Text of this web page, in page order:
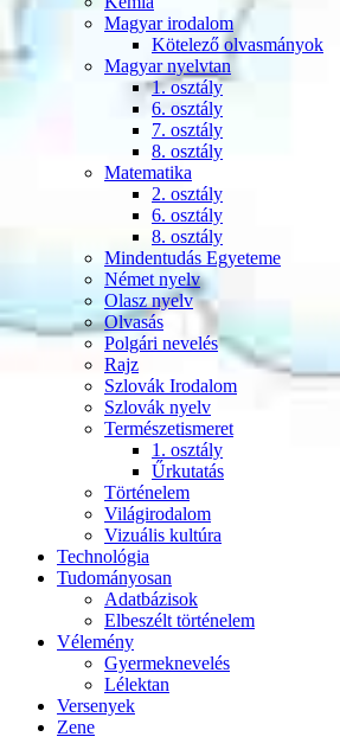
Magyar irodalom
Kötelező olvasmányok
Magyar nyelvtan
1. osztály
6. osztály
7. osztály
8. osztály
Matematika
2. osztály
6. osztály
8. osztály
Mindentudás Egyeteme
Német nyelv
Olasz nyelv
Olvasás
Polgári nevelés
Rajz
Szlovák Irodalom
Szlovák nyelv
Természetismeret
1. osztály
Űrkutatás
Történelem
Világirodalom
Vizuális kultúra
Technológia
Tudományosan
Adatbázisok
Elbeszélt történelem
Vélemény
Gyermeknevelés
Lélektan
Versenyek
Zene